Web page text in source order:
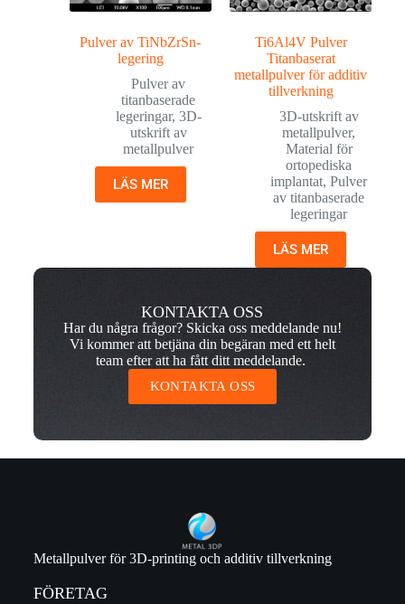
Pulver av TiNbZrSn-
legering
Pulver av
titanbaserade
legeringar, 3D-
utskrift av
metallpulver
LÄS MER
Ti6Al4V Pulver
Titanbaserat
metallpulver för additiv
tillverkning
3D-utskrift av
metallpulver,
Material för
ortopediska
implantat,Pulver
av titanbaserade
legeringar
LÄS MER
KONTAKTA OSS
Har du några frågor? Skicka oss meddelande nu!
Vi kommer att betjäna din begäran med ett helt
team efter att ha fått ditt meddelande.
KONTAKTA OSS
Metallpulver för 3D-printing och additiv tillverkning
FÖRETAG